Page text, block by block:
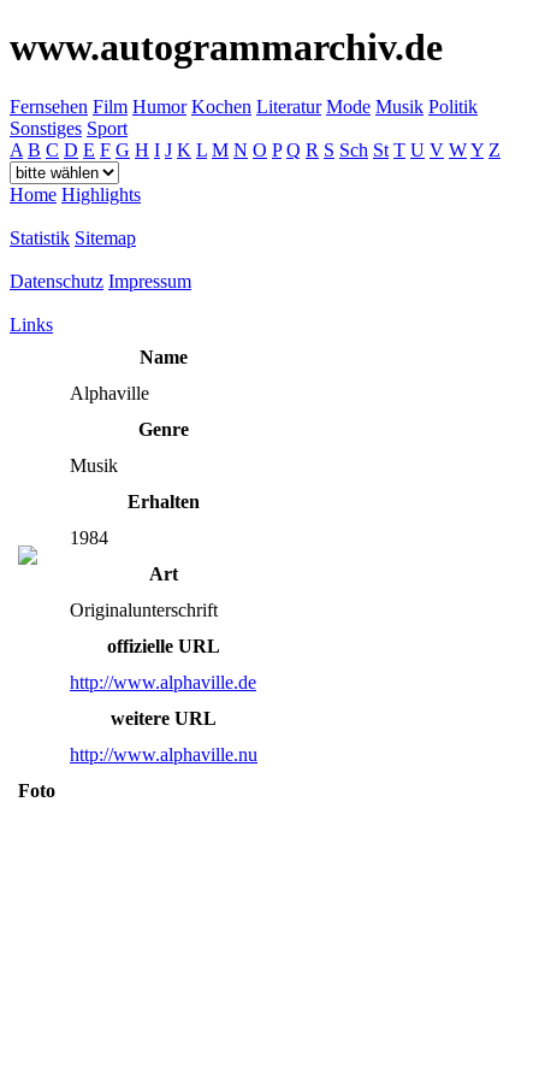
www.autogrammarchiv.de
Fernsehen Film Humor Kochen Literatur Mode Musik Politik
Sonstiges Sport
A B C D E F G H I J K L M N O P Q R S Sch St T U V WY Z
Home Highlights
Statistik Sitemap
Datenschutz Impressum
Links
Name
Alphaville
Genre
Musik
Erhalten
1984
Art
Originalunterschrift
offizielle URL
http://www.alphaville.de
weitere URL
http://www.alphaville.nu
Foto